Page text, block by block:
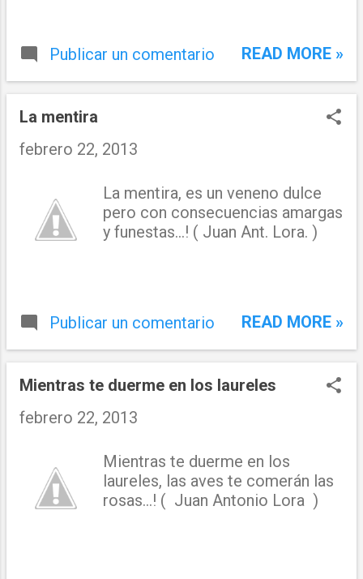
Publicar un comentario READ MORE »
La mentira
febrero 22, 2013
La mentira, es un veneno dulce
pero con consecuencias amargas
y funestas...! ( Juan Ant. Lora. )
Publicar un comentario READ MORE »
Mientras te duerme en los laureles
febrero 22, 2013
Mientras te duerme en los
laureles, las aves te comerán las
rosas...! ( Juan Antonio Lora )